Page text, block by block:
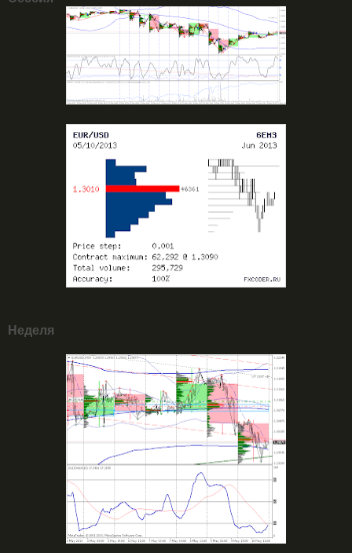
Неделя